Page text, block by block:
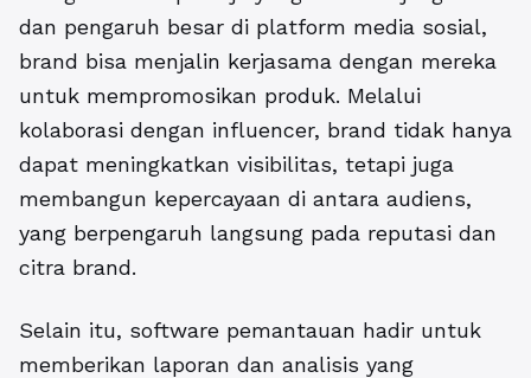
dan pengaruh besar di platform media sosial,
brand bisa menjalin kerjasama dengan mereka
untuk mempromosikan produk. Melalui
kolaborasi dengan influencer, brand tidak hanya
dapat meningkatkan visibilitas, tetapi juga
membangun kepercayaan di antara audiens,
yang berpengaruh langsung pada reputasi dan
citra brand.
Selain itu, software pemantauan hadir untuk
memberikan laporan dan analisis yang